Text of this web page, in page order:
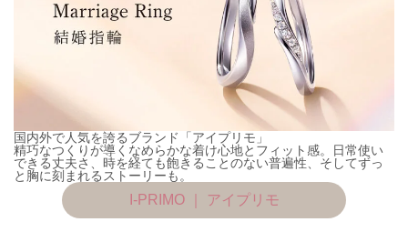
国内外で人気を誇るブランド「アイプリモ」
精巧なつくりが導くなめらかな着け心地とフィット感。日常使い
できる丈夫さ、時を経ても飽きることのない普遍性、そしてずっ
と胸に刻まれるストーリーも。
I-PRIMO ｜ アイプリモ